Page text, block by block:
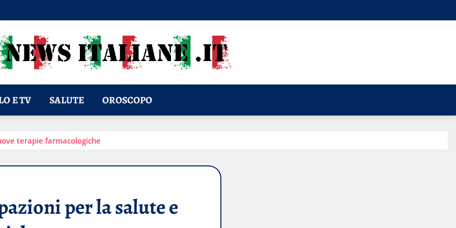
E TV SALUTE OROSCOPO
terapie farmacologiche
per la salute e